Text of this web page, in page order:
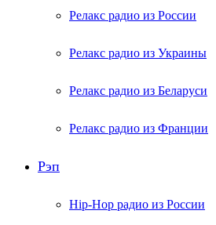
Релакс радио из России
Релакс радио из Украины
Релакс радио из Беларуси
Релакс радио из Франции
Рэп
Hip-Hop радио из России